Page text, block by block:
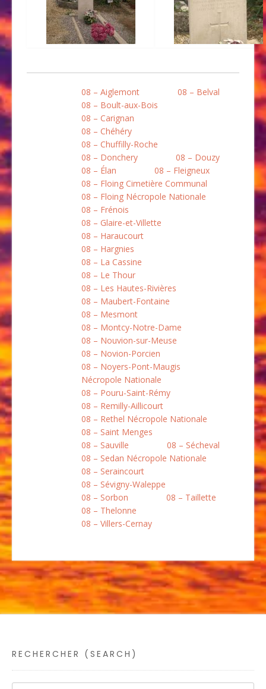
08 – Aiglemont
08 – Belval
08 – Boult-aux-Bois
08 – Carignan
08 – Chéhéry
08 – Chuffilly-Roche
08 – Donchery
08 – Douzy
08 – Élan
08 – Fleigneux
08 – Floing Cimetière Communal
08 – Floing Nécropole Nationale
08 – Frénois
08 – Glaire-et-Villette
08 – Haraucourt
08 – Hargnies
08 – La Cassine
08 – Le Thour
08 – Les Hautes-Rivières
08 – Maubert-Fontaine
08 – Mesmont
08 – Montcy-Notre-Dame
08 – Nouvion-sur-Meuse
08 – Novion-Porcien
08 – Noyers-Pont-Maugis
Nécropole Nationale
08 – Pouru-Saint-Rémy
08 – Remilly-Aillicourt
08 – Rethel Nécropole Nationale
08 – Saint Menges
08 – Sauville
08 – Sécheval
08 – Sedan Nécropole Nationale
08 – Seraincourt
08 – Sévigny-Waleppe
08 – Sorbon
08 – Taillette
08 – Thelonne
08 – Villers-Cernay
RECHERCHER (SEARCH)